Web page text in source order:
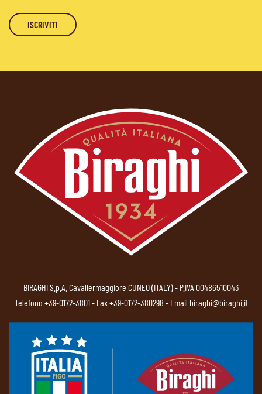
BIRAGHI S.p.A. Cavallermaggiore CUNEO (ITALY) - P.IVA 00486510043
Telefono +39-0172-3801- Fax +39-0172-380298 - Email biraghi@biraghi.it